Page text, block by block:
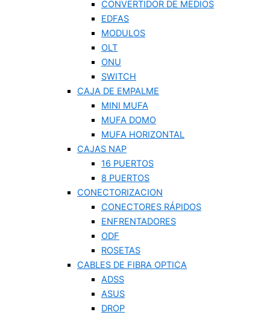
CONVERTIDOR DE MEDIOS
EDFAS
MODULOS
OLT
ONU
SWITCH
CAJA DE EMPALME
MINI MUFA
MUFA DOMO
MUFA HORIZONTAL
CAJAS NAP
16 PUERTOS
8 PUERTOS
CONECTORIZACION
CONECTORES RÁPIDOS
ENFRENTADORES
ODF
ROSETAS
CABLES DE FIBRA OPTICA
ADSS
ASUS
DROP